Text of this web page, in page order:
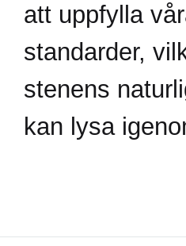
att uppfylla
standarder,
stenens
kan lysa